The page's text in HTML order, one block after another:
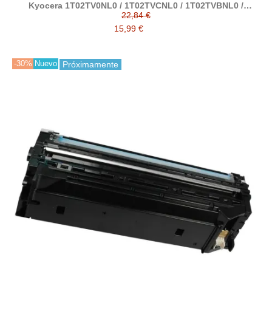
Kyocera 1T02TV0NL0 / 1T02TVCNL0 / 1T02TVBNL0 /
1T02TVANL0 tóner compatible (TK5270/TK5270XL)
22,84 €
15,99 €
-30% Nuevo Próximamente